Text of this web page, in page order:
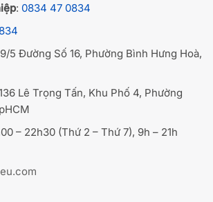
: 0834 47 0834
5 Đường Số 16, Phường Bình Hưng Hoà,
Lê Trọng Tấn, Khu Phố 4, Phường
– 22h30 (Thứ 2 – Thứ 7), 9h – 21h